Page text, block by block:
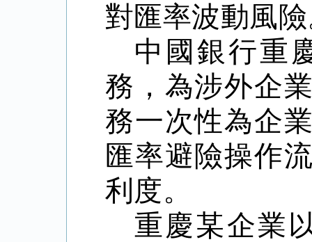
對匯率波動風
中國銀行重
務，為涉外企
務一次性為企
匯率避險操作
利度。
重慶某企業